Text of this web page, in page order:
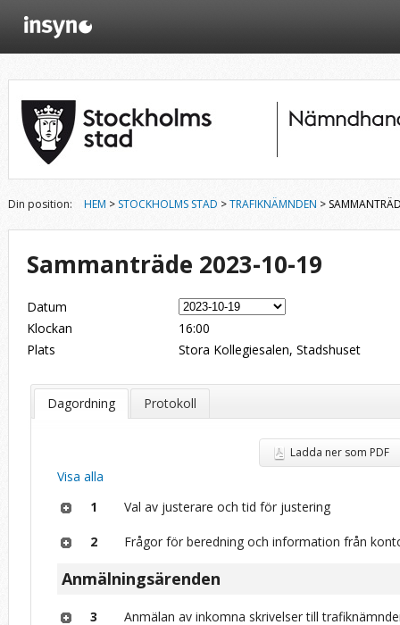
Din position: HEM > STOCKHOLMS STAD >TRAFIKNÄMNDEN >
Sammanträde 2023-10-19
Datum
Klockan
16:00
Plats
Stora Kollegiesalen, Stadshuset
Dagordning Protokoll
Ladda ner som PDF
Visa alla
1
Val av justerare och tid för justering
2 Frågor för beredning och information från
Anmälningsärenden
3 Anmälan av inkomna skrivelser till